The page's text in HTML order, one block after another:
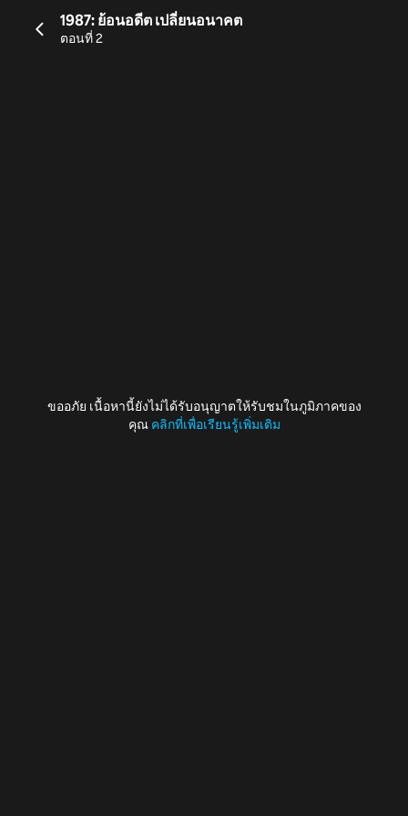
1987: ย้อนอดีต เปลี่ยนอนาคต
ตอนที่ 2
ขออภัย เนื้อหานี้ยังไม่ได้รับอนุญาตให้รับชมในภูมิภาคของ
คุณ คลิกที่เพื่อเรียนรู้เพิ่มเติม